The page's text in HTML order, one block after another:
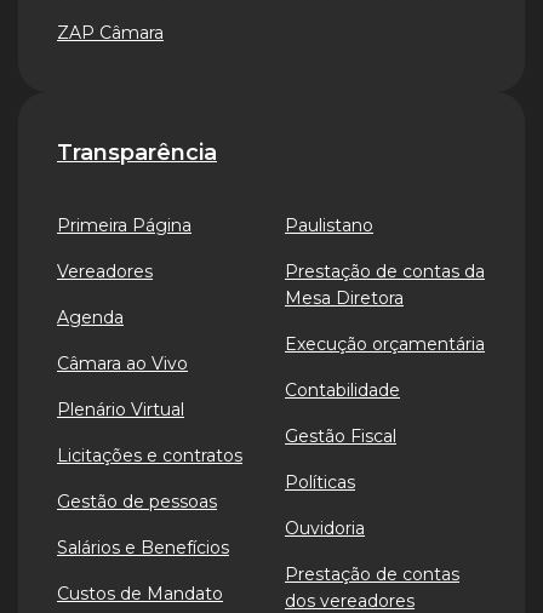
ZAP Câmara
Transparência
Primeira Página
Vereadores
Agenda
Câmara ao Vivo
Plenário Virtual
Licitações e contratos
Gestão de pessoas
Salários e Benefícios
Custos de Mandato
Paulistano
Prestação de contas da
Mesa Diretora
Execução orçamentária
Contabilidade
Gestão Fiscal
Políticas
Ouvidoria
Prestação de contas
dos vereadores